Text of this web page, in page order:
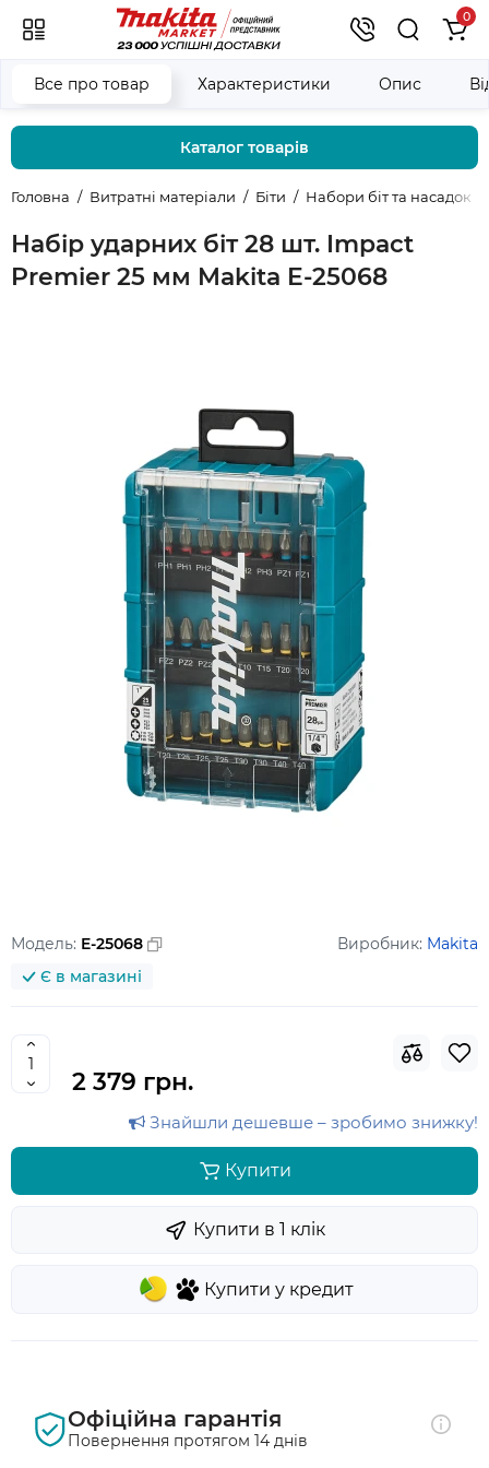
0
Каталог товарів
Головна Витратні матеріали Біти Набори біт та насадок
Набір ударних біт 28 шт. Impact
Premier 25 мм Makita E-25068
Все про товар Характеристики Опис
Модель: E-25068 Виробник: Makita
Є в магазині
2 379 грн.
Знайшли дешевше – зробимо знижку!
Купити
Купити у кредит
Купити в 1 клiк
Офіційна гарантія
Повернення протягом 14 днів